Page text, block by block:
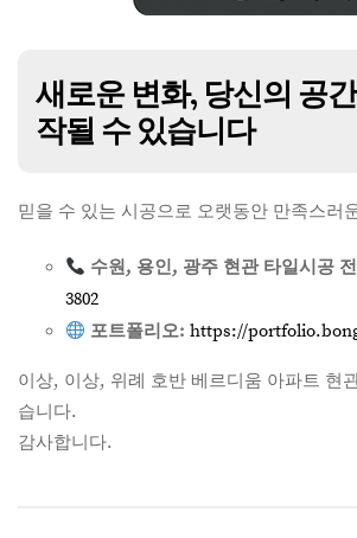
새로운 변화, 당신의 공
작될 수 있습니다
믿을 수 있는 시공으로 오랫동안 만족스러
수원, 용인, 광주 현관 타일시공
3802
포트폴리오: https://
이상, 이상, 위례 호반 베르디움 아파트 현
습니다.
감사합니다.